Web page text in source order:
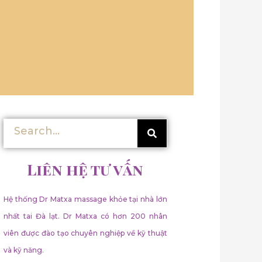
kiếm
Tìm
kiếm
Liên hệ tư vấn
Hệ thống Dr Matxa massage khỏe tại nhà lớn
nhất tai Đà lạt. Dr Matxa có hơn 200 nhân
viên được đào tạo chuyên nghiệp về kỹ thuật
và kỹ năng.